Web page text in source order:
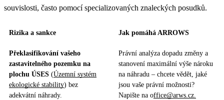
souvislosti, často pomocí specializovaných znaleckých posudků.
Rizika a sankce Jak pomáhá ARROWS
Překlasifikování vašeho
zastavitelného pozemku na
plochu ÚSES (Územní systém
ekologické stability) bez
adekvátní náhrady.
Právní analýza dopadu změny a
stanovení maximální výše nároku
na náhradu – chcete vědět, jaké
jsou vaše právní možnosti?
Napište na office@arws.cz.